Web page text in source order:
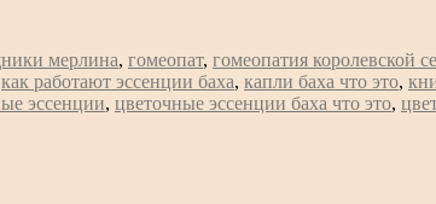
мерлина, гомеопат, гомеопатия королевской
как работают эссенции баха, капли баха что это,
эссенции, цветочные эссенции баха что это,